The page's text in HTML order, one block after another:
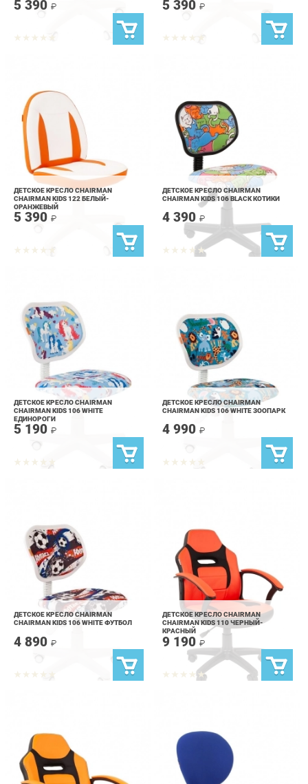
ДЕТСКОЕ КРЕСЛО CHAIRMAN
CHAIRMAN KIDS 122 БЕЛЫЙ-
ОРАНЖЕВЫЙ
5 390₽
ДЕТСКОЕ КРЕСЛО CHAIRMAN
CHAIRMAN KIDS 106 BLACK КОТИКИ
4 390₽
ДЕТСКОЕ КРЕСЛО CHAIRMAN
CHAIRMAN KIDS 106 WHITE
ЕДИНОРОГИ
5 190₽
ДЕТСКОЕ КРЕСЛО CHAIRMAN
CHAIRMAN KIDS 106 WHITE ЗООПАРК
4 990₽
ДЕТСКОЕ КРЕСЛО CHAIRMAN
CHAIRMAN KIDS 106 WHITE ФУТБОЛ
4 890₽
ДЕТСКОЕ КРЕСЛО CHAIRMAN
CHAIRMAN KIDS 110 ЧЕРНЫЙ-
КРАСНЫЙ
9 190₽
ДЕТСКОЕ КРЕСЛО CHAIRMAN
CHAIRMAN KIDS 110 ЧЕРНЫЙ-
ОРАНЖЕВЫЙ
9 190₽
ДЕТСКОЕ КРЕСЛО CHAIRMAN
CHAIRMAN KIDS 108 СИНИЙ
6 190